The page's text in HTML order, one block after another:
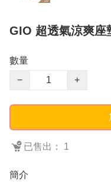
GIO 超透氣涼爽座
數量
−
+
已售出： 1
簡介